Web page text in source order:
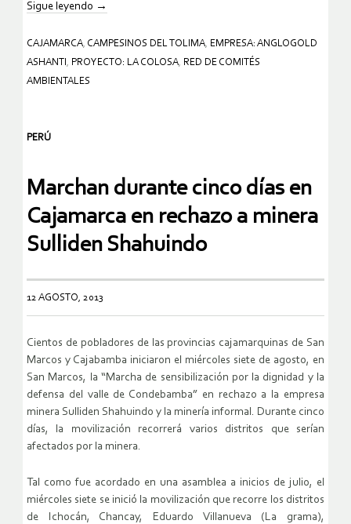
Sigue leyendo →
CAJAMARCA, CAMPESINOS DEL TOLIMA, EMPRESA: ANGLOGOLD
ASHANTI , PROYECTO: LA COLOSA, RED DE COMITÉS
AMBIENTALES
PERÚ
Marchan durante cinco días en
Cajamarca en rechazo a minera
Sulliden Shahuindo
12 AGOSTO, 2013
Cientos de pobladores de las provincias cajamarquinas de San
Marcos y Cajabamba iniciaron el miércoles siete de agosto, en
San Marcos, la “Marcha de sensibilización por la dignidad y la
defensa del valle de Condebamba” en rechazo a la empresa
minera Sulliden Shahuindo y la minería informal. Durante cinco
días, la movilización recorrerá varios distritos que serían
afectados por la minera.
Tal como fue acordado en una asamblea a inicios de julio, el
miércoles siete se inició la movilización que recorre los distritos
de Ichocán, Chancay, Eduardo Villanueva (La grama),